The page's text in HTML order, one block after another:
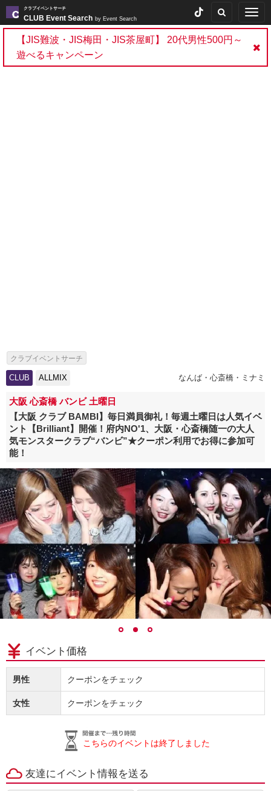
クラブイベントサーチ
CLUB Event Search by Event Search
【JIS難波・JIS梅田・JIS茶屋町】 20代男性500円～
遊べるキャンペーン
クラブイベントサーチ
CLUB ALLMIX なんば・心斎橋・ミナミ
大阪 心斎橋 バンビ 土曜日
【大阪 クラブ BAMBI】毎日満員御礼！毎週土曜日は人気イベ
ント【Brilliant】開催！府内NO'1、大阪・心斎橋随一の大人
気モンスタークラブ“バンビ”★クーポン利用でお得に参加可
能！
イベント価格
男性 クーポンをチェック
女性 クーポンをチェック
こちらのイベントは終了しました
友達にイベント情報を送る